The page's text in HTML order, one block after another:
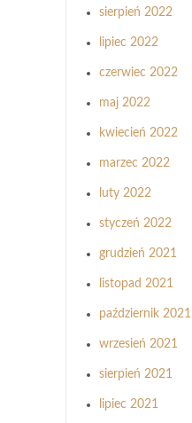
sierpień 2022
lipiec 2022
czerwiec 2022
maj 2022
kwiecień 2022
marzec 2022
luty 2022
styczeń 2022
grudzień 2021
listopad 2021
październik 2021
wrzesień 2021
sierpień 2021
lipiec 2021